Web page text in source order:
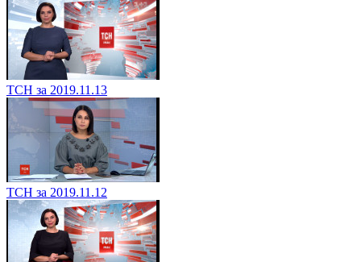
ТСН за 2019.11.13
ТСН за 2019.11.12